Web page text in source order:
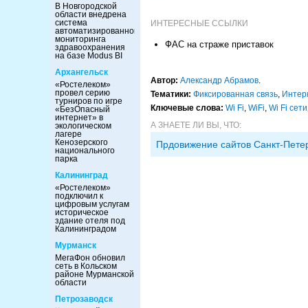
В Новгородской
области внедрена
система
автоматизированного
мониторинга
здравоохранения
на базе Modus BI
Архангельск
«Ростелеком»
провел серию
турниров по игре
«БезОпасный
интернет» в
экологическом
лагере
Кенозерского
национального
парка
Калининград
«Ростелеком»
подключил к
цифровым услугам
историческое
здание отеля под
Калининградом
Мурманск
МегаФон обновил
сеть в Кольском
районе Мурманской
области
Петрозаводск
ИНТЕРЕСНЫЕ ССЫЛКИ
ФАС на страже приставок
Автор: Александр Абрамов.
Тематики: Фиксированная связь,
Ключевые слова: Wi Fi, WiFi, Wi Fi сети
А ЗНАЕТЕ ЛИ ВЫ, ЧТО:
Прдовижение сайтов Санкт-